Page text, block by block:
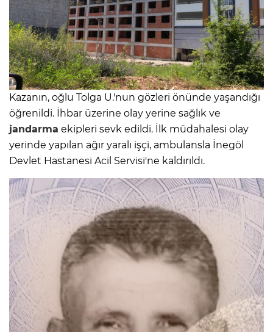
Kazanın, oğlu Tolga U.'nun gözleri önünde yaşandığı
öğrenildi. İhbar üzerine olay yerine sağlık ve
jandarma ekipleri sevk edildi. İlk müdahalesi olay
yerinde yapılan ağır yaralı işçi, ambulansla İnegöl
Devlet Hastanesi Acil Servisi'ne kaldırıldı.